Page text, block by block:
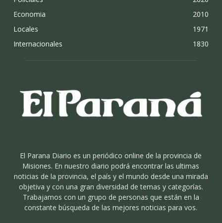
Economia
2010
Locales
1971
Internacionales
1830
El Parana Diario es un periódico online de la provincia de
Misiones. En nuestro diario podrá encontrar las ultimas
noticias de la provincia, el país y el mundo desde una mirada
objetiva y con una gran diversidad de temas y categorías.
Trabajamos con un grupo de personas que están en la
constante búsqueda de las mejores noticias para vos.